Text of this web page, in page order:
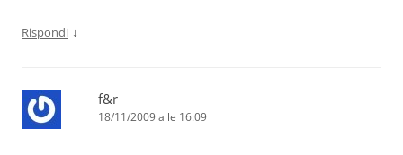
Rispondi ↓
f&r
18/11/2009 alle 16:09